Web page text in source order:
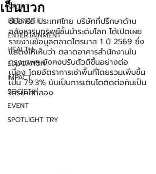
SPORT
LIFESTYLE
ENTERTAINMENT
HEALTH
EDUCATION
IMPACT
SOCIETY
EVENT
SPOTLIGHT TRY
เป็นบวก
ซีบีอาร์อี ประเทศไทย บริษัทที่ปรึกษาด้าน
อสังหาริมทรัพย์ชั้นนำระดับโลก ได้เปิดเผย
รายงานข้อมูลตลาดไตรมาส 1 ปี 2569 ซึ่ง
แสดงให้เห็นว่า ตลาดอาคารสำนักงานใน
กรุงเทพฯ ยังคงปรับตัวดีขึ้นอย่างต่อ
เนื่อง โดยอัตราการเช่าพื้นที่โดยรวมเพิ่มขึ้น
เป็น 79.3% นับเป็นการเติบโตติดต่อกันเป็น
ไตรมาสที่สอง